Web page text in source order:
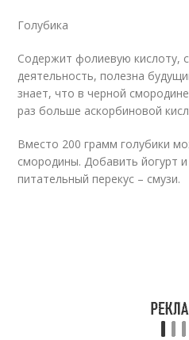
Голубика
Содержит фолиевую кислоту,
деятельность, полезна
знает, что в черной
раз больше аскорбиновой
Вместо 200 грамм голубики
смородины. Добавить йогурт
питательный перекус – смузи.